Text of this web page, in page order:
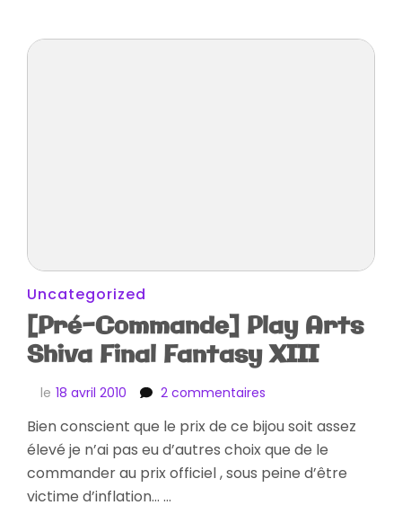
Uncategorized
[Pré-Commande] Play Arts
Shiva Final Fantasy XIII
le 18 avril 2010 2 commentaires
Commande]
Play
Arts
Bien conscient que le prix de ce bijou soit assez
élevé je n’ai pas eu d’autres choix que de le
commander au prix officiel , sous peine d’être
victime d’inflation… …